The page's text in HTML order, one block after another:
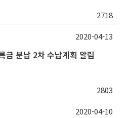
2718
금 분납 2차 수납계획 알림
2803
2020-04-13
2020-04-10